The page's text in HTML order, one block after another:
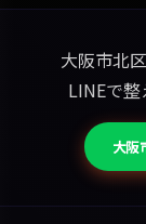
大阪市北
LINEで整
大阪